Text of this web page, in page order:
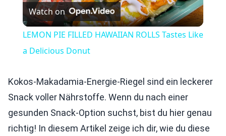
Video
Watch on
LEMON PIE FILLED HAWAIIAN ROLLS Tastes Like
a Delicious Donut
Kokos-Makadamia-Energie-Riegel sind ein leckerer
Snack voller Nährstoffe. Wenn du nach einer
gesunden Snack-Option suchst, bist du hier genau
richtig! In diesem Artikel zeige ich dir, wie du diese